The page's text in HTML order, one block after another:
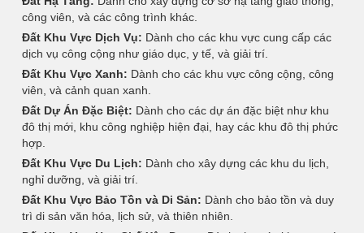
công viên, và các công trình khác.
Đất Khu Vực Dịch Vụ: Dành cho các khu vực cung cấp các
dịch vụ công cộng như giáo dục, y tế, và giải trí.
Đất Khu Vực Xanh: Dành cho các khu vực công cộng, công
viên, và cảnh quan xanh.
Đất Dự Án Đặc Biệt: Dành cho các dự án đặc biệt như khu
đô thị mới, khu công nghiệp hiện đại, hay các khu đô thị phức
hợp.
Đất Khu Vực Du Lịch: Dành cho xây dựng các khu du lịch,
nghỉ dưỡng, và giải trí.
Đất Khu Vực Bảo Tồn và Di Sản: Dành cho bảo tồn và duy
trì di sản văn hóa, lịch sử, và thiên nhiên.